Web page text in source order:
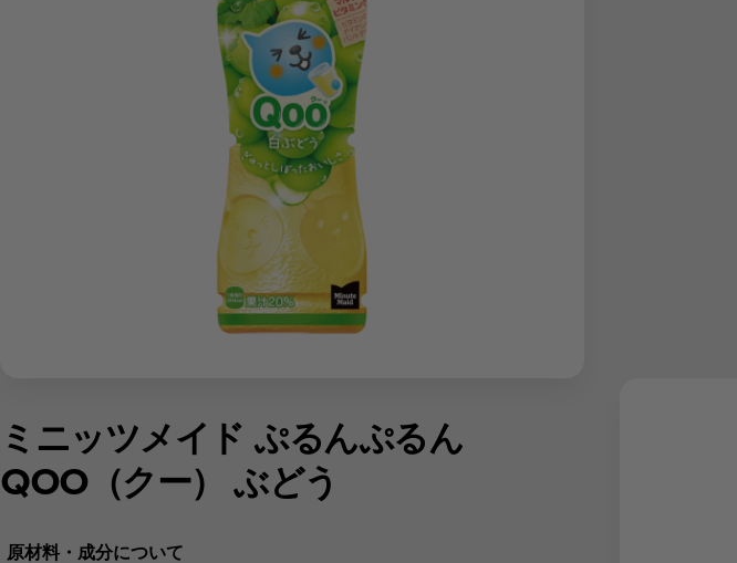
ミニッツメイド ぷるんぷるん
QOO（クー） ぶどう
原材料・成分について